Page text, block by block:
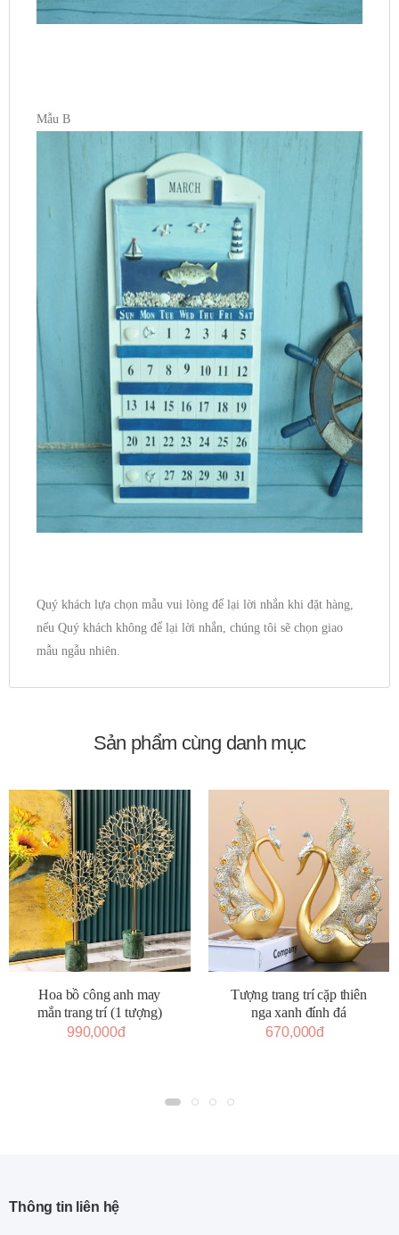
Mẫu B
Quý khách lựa chọn mẫu vui lòng để lại lời nhắn khi đặt hàng,
nếu Quý khách không để lại lời nhắn, chúng tôi sẽ chọn giao
mẫu ngẫu nhiên.
Sản phẩm cùng danh mục
Hoa bồ công anh may
mắn trang trí (1 tượng)
990,000đ
Tượng trang trí cặp thiên
nga xanh đính đá
670,000đ
Thông tin liên hệ